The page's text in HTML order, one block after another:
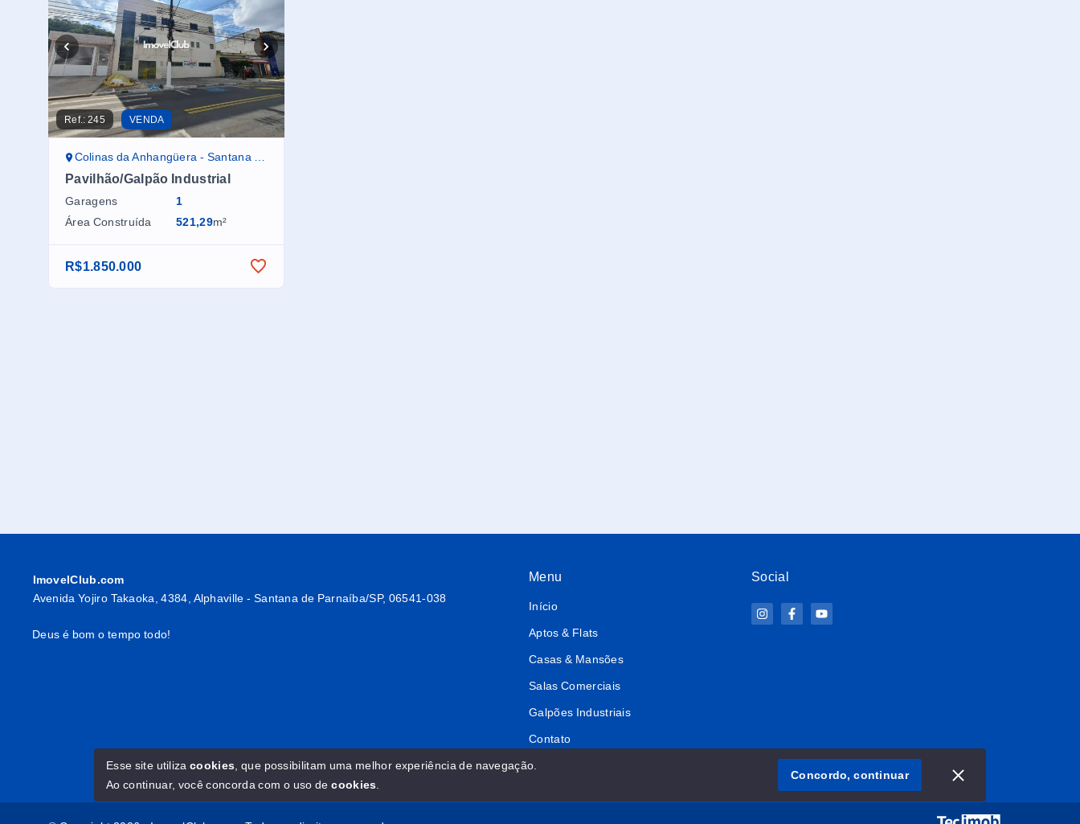
Ref.:245 VENDA
Colinas da Anhangüera - Santana de Parnaíba/SP
Pavilhão/Galpão Industrial
Garagens
1
Área Construída
521,29m²
R$1.850.000
ImovelClub.com
Avenida Yojiro Takaoka, 4384, Alphaville - Santana de Parnaíba/SP, 06541-038
Deus é bom o tempo todo!
Menu
Início
Aptos & Flats
Casas & Mansões
Salas Comerciais
Galpões Industriais
Contato
Quero Cadastrar
Social
Esse site utilizacookies , que possibilitam uma melhor experiência de navegação.
Ao continuar, você concorda com o uso decookies
Concordo, continuar